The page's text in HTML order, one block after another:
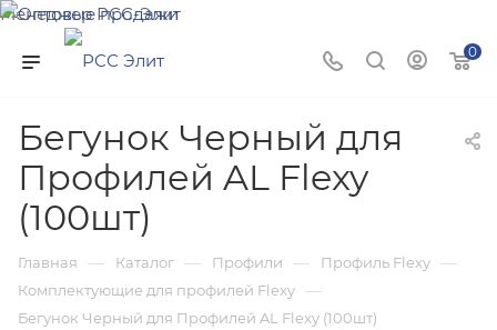
Менеджер РСС-Элит
Напишите нам и мы поможем подобрать товар именно
для Вас!
0
Бегунок Черный для
Профилей AL Flexy
(100шт)
Главная — Каталог — Профили — Профиль Flexy —
Комплектующие для профилей Flexy —
Бегунок Черный для Профилей AL Flexy (100шт)